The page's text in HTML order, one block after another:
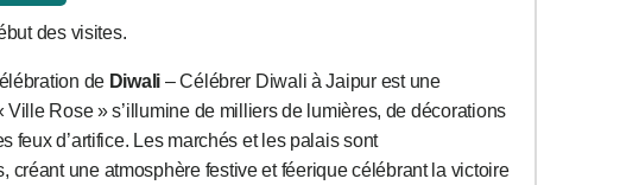
des visites.
de Diwali – Célébrer Diwali à Jaipur est une
Rose » s’illumine de milliers de lumières, de décorations
feux d’artifice. Les marchés et les palais sont
créant une atmosphère festive et féerique célébrant la victoire